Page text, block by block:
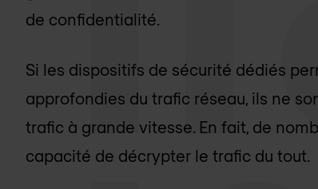
de confidentialité.
Si les dispositifs de sécurité dédiés
approfondies du trafic réseau, ils ne
trafic à grande vitesse. En fait, de
capacité de décrypter le trafic du tout.